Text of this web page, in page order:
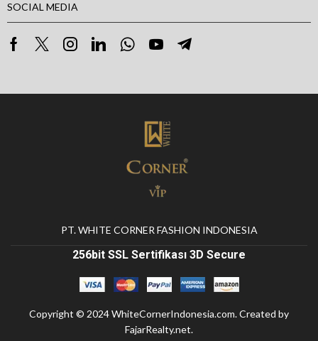
SOCIAL MEDIA
PT. WHITE CORNER FASHION INDONESIA
256bit SSL Sertifikası 3D Secure
Copyright © 2024WhiteCornerIndonesia.com. Created by
FajarRealty.net.